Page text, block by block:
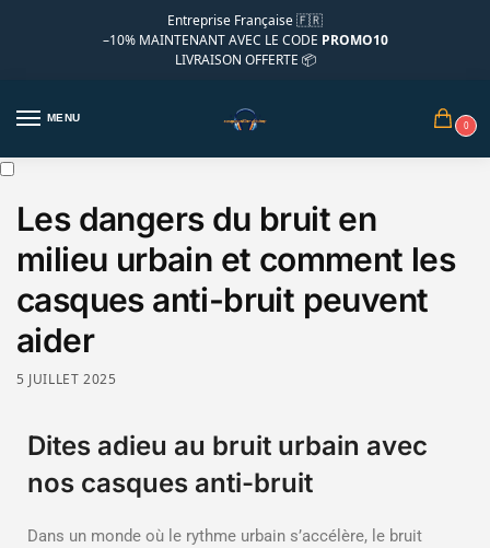
Entreprise Française 🇫🇷
–10% MAINTENANT AVEC LE CODE PROMO10
LIVRAISON OFFERTE 📦
MENU
0
Les dangers du bruit en
milieu urbain et comment les
casques anti-bruit peuvent
aider
5 JUILLET 2025
Dites adieu au bruit urbain avec
nos casques anti-bruit
Dans un monde où le rythme urbain s’accélère, le bruit